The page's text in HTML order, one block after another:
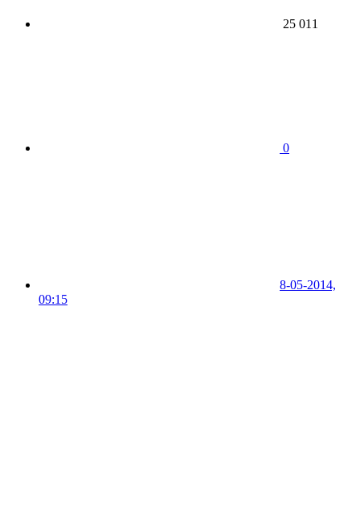
25 011
0
8-05-2014,
09:15